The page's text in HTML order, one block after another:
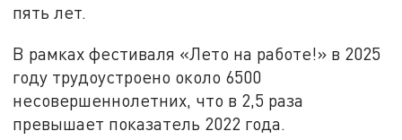
пять лет.
В рамках фестиваля «Лето на работе!» в 2025
году трудоустроено около 6500
несовершеннолетних, что в 2,5 раза
превышает показатель 2022 года.